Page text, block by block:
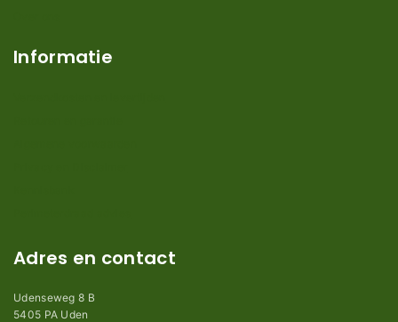
Informatie
Adres en contact
Udenseweg 8 B
5405 PA Uden